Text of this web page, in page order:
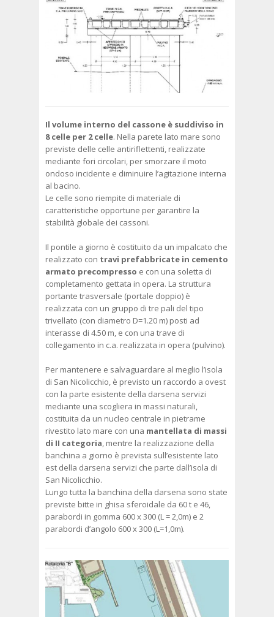
Il volume interno del cassone è suddiviso in
8 celle per 2 celle. Nella parete lato mare sono
previste delle celle antiriflettenti, realizzate
mediante fori circolari, per smorzare il moto
ondoso incidente e diminuire l’agitazione interna
al bacino.
Le celle sono riempite di materiale di
caratteristiche opportune per garantire la
stabilità globale dei cassoni.
Il pontile a giorno è costituito da un impalcato che
realizzato con travi prefabbricate in cemento
armato precompresso e con una soletta di
completamento gettata in opera. La struttura
portante trasversale (portale doppio) è
realizzata con un gruppo di tre pali del tipo
trivellato (con diametro D=1.20 m) posti ad
interasse di 4.50 m, e con una trave di
collegamento in c.a. realizzata in opera (pulvino).
Per mantenere e salvaguardare al meglio l’isola
di San Nicolicchio, è previsto un raccordo a ovest
con la parte esistente della darsena servizi
mediante una scogliera in massi naturali,
costituita da un nucleo centrale in pietrame
rivestito lato mare con una mantellata di massi
di II categoria, mentre la realizzazione della
banchina a giorno è prevista sull’esistente lato
est della darsena servizi che parte dall’isola di
San Nicolicchio.
Lungo tutta la banchina della darsena sono state
previste bitte in ghisa sferoidale da 60 t e 46,
parabordi in gomma 600 x 300 (L = 2,0m) e 2
parabordi d’angolo 600 x 300 (L=1,0m).